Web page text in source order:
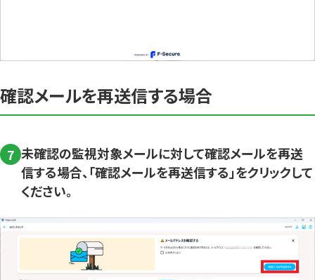
確認メールを再送信する場合
7 未確認の監視対象メールに対して確認メールを再送
信する場合、「確認メールを再送信する」をクリックして
ください。